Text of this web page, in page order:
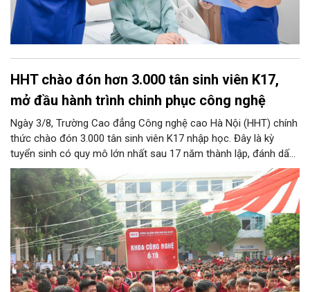
HHT chào đón hơn 3.000 tân sinh viên K17,
mở đầu hành trình chinh phục công nghệ
Ngày 3/8, Trường Cao đẳng Công nghệ cao Hà Nội (HHT) chính
thức chào đón 3.000 tân sinh viên K17 nhập học. Đây là kỳ
tuyển sinh có quy mô lớn nhất sau 17 năm thành lập, đánh dấu
bước chuyển mình quan trọng của nhà trường.